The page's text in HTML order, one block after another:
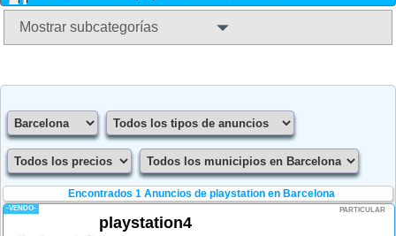
Mostrar subcategorías
Encontrados 1Anuncios de playstation en Barcelona
-VENDO- PARTICULAR
playstation4